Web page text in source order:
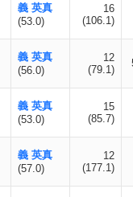
義 英真
(53.0)
16
(106.1)
義 英真
(56.0)
12
(79.1)
義 英真
(53.0)
15
(85.7)
義 英真
(57.0)
12
(177.1)